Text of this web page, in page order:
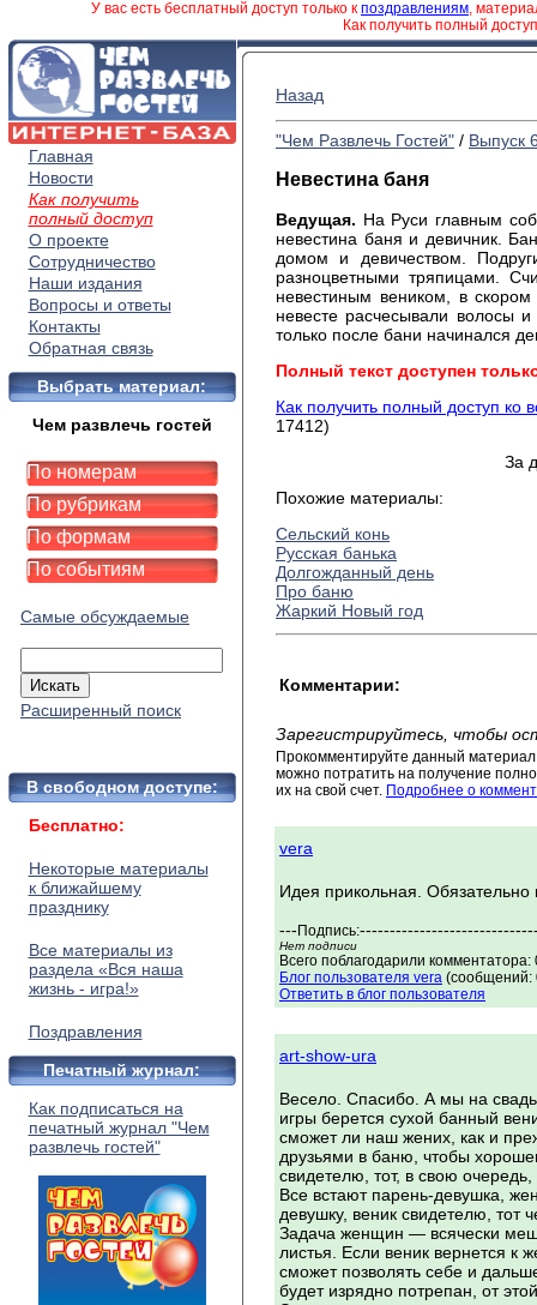
У вас есть бесплатный доступ только к поздравлениям,
Как получить полный
Главная
Новости
Как получить
полный доступ
О проекте
Сотрудничество
Наши издания
Вопросы и ответы
Контакты
Обратная связь
Выбрать материал:
Чем развлечь гостей
По номерам
По рубрикам
По формам
По событиям
Самые обсуждаемые
Расширенный поиск
В свободном доступе:
Бесплатно:
Некоторые материалы
к ближайшему
празднику
Все материалы из
раздела «Вся наша
жизнь - игра!»
Поздравления
Печатный журнал:
Как подписаться на
печатный журнал "Чем
развлечь гостей"
Назад
"Чем Развлечь Гостей" / Выпуск
Невестина баня
Ведущая. На Руси главным
невестина баня и девичник.
домом и девичеством.
разноцветными тряпицами.
невестиным веником, в
невесте расчесывали волосы
только после бани начинался
Полный текст доступен
Как получить полный доступ ко
17412)
За
Похожие материалы:
Сельский конь
Русская банька
Долгожданный день
Про баню
Жаркий Новый год
Комментарии:
Зарегистрируйтесь, чтобы
Прокомментируйте данный
можно потратить на получение
их на свой счет. Подробнее о
vera
Идея прикольная. Обязательно
--- Подпись:
Нет подписи
Всего поблагодарили
Блог пользователя vera (сообщений:
Ответить в блог пользователя
art-show-ura
Весело. Спасибо. А мы на
игры берется сухой банный
сможет ли наш жених, как и
друзьями в баню, чтобы
свидетелю, тот, в свою
Все встают парень-девушка,
девушку, веник свидетелю, тот
Задача женщин — всячески
листья. Если веник вернется к
сможет позволять себе и
будет изрядно потрепан, от